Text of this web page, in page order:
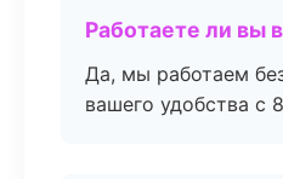
Работаете ли вы
Да, мы работаем
вашего удобства с